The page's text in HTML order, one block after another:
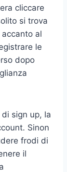
cliccare
si trova
al
le
dopo
sign up, la
Sinon
frodi di
il